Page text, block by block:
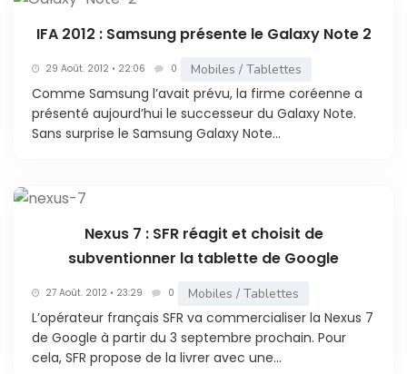
IFA 2012 : Samsung présente le Galaxy Note 2
29 Août. 2012 • 22:06 0 Mobiles / Tablettes
Comme Samsung l’avait prévu, la firme coréenne a
présenté aujourd’hui le successeur du Galaxy Note.
Sans surprise le Samsung Galaxy Note...
Nexus 7 : SFR réagit et choisit de
subventionner la tablette de Google
27 Août. 2012 • 23:29 0 Mobiles / Tablettes
L’opérateur français SFR va commercialiser la Nexus 7
de Google à partir du 3 septembre prochain. Pour
cela, SFR propose de la livrer avec une...